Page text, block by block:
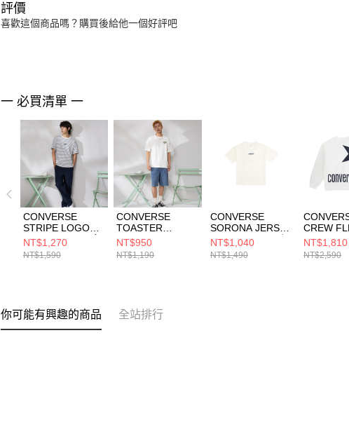
評價
喜歡這個商品嗎？購買後給他一個好評吧
一 必買清單 一
CONVERSE
STRIPE LOGO
TEE EGRET 男女
短袖上衣 UCJ690-
W2Y
NT$1,270
NT$1,590
CONVERSE
TOASTER
GRAPHIC TEE
EGRET 男 短袖上
衣 MCJ751-W2Y
NT$950
NT$1,190
CONVERSE
SORONA JERSEY
TEE EGRET 男 短
袖上衣 MCH600-
W2Y
NT$1,040
NT$1,490
CREW
TOP
長袖上衣
W2Y
NT$1,810
NT$2,590
你可能有興趣的商品 全站排行